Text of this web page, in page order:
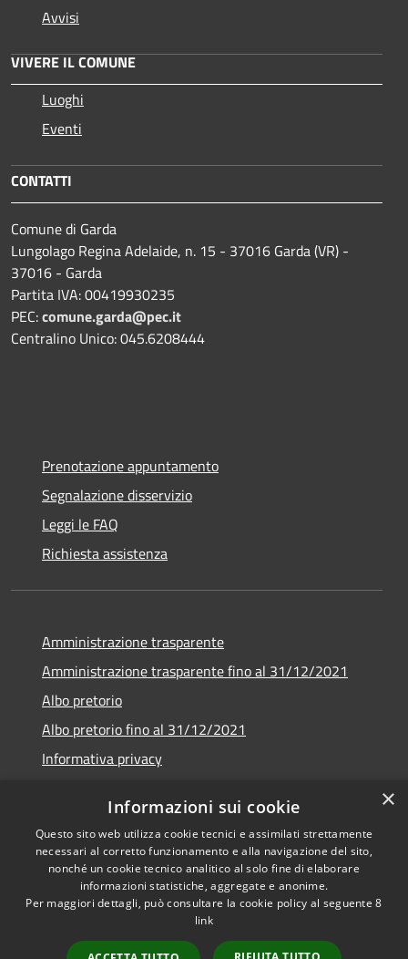
Avvisi
VIVERE IL COMUNE
Luoghi
Eventi
CONTATTI
Comune di Garda
Lungolago Regina Adelaide, n. 15 - 37016 Garda (VR) -
37016 - Garda
Partita IVA: 00419930235
PEC:comune.garda@pec.it
Centralino Unico: 045.6208444
Prenotazione appuntamento
Segnalazione disservizio
Leggi le FAQ
Richiesta assistenza
Amministrazione trasparente
Amministrazione trasparente fino al 31/12/2021
Albo pretorio
Albo pretorio fino al 31/12/2021
Informativa privacy
Dichiarazione di accessibilità
RSS
Copyright © 2026 • Comune di
Municipium• Accesso
×
Informazioni sui cookie
Questo sito web utilizza cookie tecnici e assimilati strettamente
necessari al corretto funzionamento e alla navigazione del sito,
nonché un cookie tecnico analitico al solo fine di elaborare
informazioni statistiche, aggregate e anonime.
Per maggiori dettagli, può consultare la cookie policy al seguente8
link